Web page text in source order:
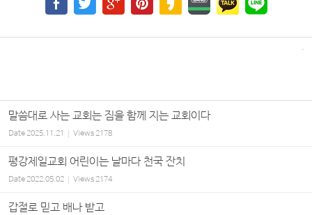
말씀대로 사는 교회는 짐을 함께 지는 교회이다
Date2025.11.21 Views2178
평강제일교회 어린이는 날마다 천국 잔치
Date2022.05.02 Views2174
갑절로 믿고 배나 받고